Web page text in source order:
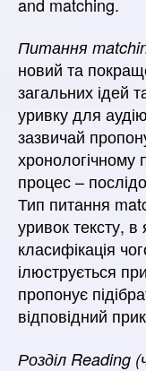
Питання
новий та
загальних ідей
уривку для
зазвичай
процес –
Тип питання
уривок тексту,
класифікація
ілюструється
пропонує
відповідний
Розділ Reading